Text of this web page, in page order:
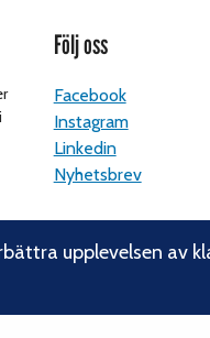
Följ oss
Facebook
Instagram
Linkedin
Nyhetsbrev
upplevelsen av